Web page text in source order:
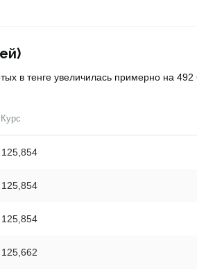
в тенге увеличилась примерно на 492
Курс
125,854
125,854
125,854
125,662